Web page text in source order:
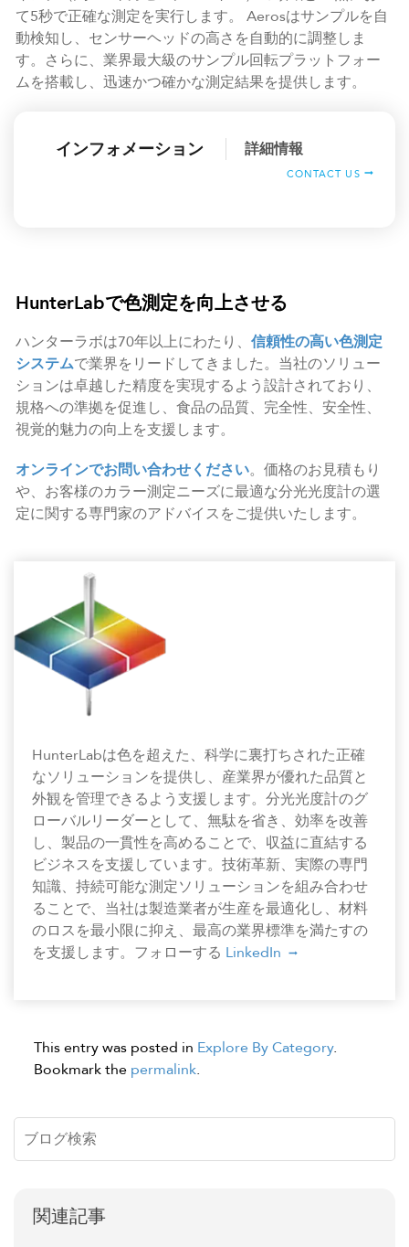
て5秒で正確な測定を実行します。 Aerosはサンプルを自
動検知し、センサーヘッドの高さを自動的に調整しま
す。さらに、業界最大級のサンプル回転プラットフォー
ムを搭載し、迅速かつ確かな測定結果を提供します。
インフォメーション 詳細情報
CONTACT US
HunterLabで色測定を向上させる
ハンターラボは70年以上にわたり、 信頼性の高い色測定
システムで業界をリードしてきました。当社のソリュー
ションは卓越した精度を実現するよう設計されており、
規格への準拠を促進し、食品の品質、完全性、安全性、
視覚的魅力の向上を支援します。
オンラインでお問い合わせください。価格のお見積もり
や、お客様のカラー測定ニーズに最適な分光光度計の選
定に関する専門家のアドバイスをご提供いたします。
HunterLabは色を超えた、科学に裏打ちされた正確
なソリューションを提供し、産業界が優れた品質と
外観を管理できるよう支援します。分光光度計のグ
ローバルリーダーとして、無駄を省き、効率を改善
し、製品の一貫性を高めることで、収益に直結する
ビジネスを支援しています。技術革新、実際の専門
知識、持続可能な測定ソリューションを組み合わせ
ることで、当社は製造業者が生産を最適化し、材料
のロスを最小限に抑え、最高の業界標準を満たすの
を支援します。フォローする LinkedIn
This entry was posted in Explore By Category.
Bookmark the permalink.
関連記事